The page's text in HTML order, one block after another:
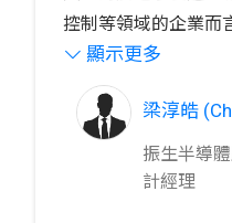
控制等領域的企業而
個環節安全已成為關
崛起，傳統的加密技
脅，因此，具備原生
安全金鑰（PUF）技
的關鍵方案之一。
本演講將聚焦於PUF
中的應用，探討如何
化的安全保障，並深
置認證、密鑰管理以
領域的實際應用。透
顯示更多
梁淳皓
振生半導
計經理